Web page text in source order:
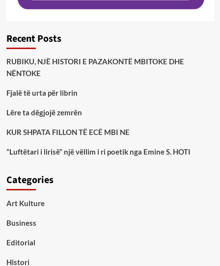
Recent Posts
RUBIKU, NJË HISTORI E PAZAKONTË MBITOKE DHE
NËNTOKE
Fjalë të urta për librin
Lëre ta dëgjojë zemrën
KUR SHPATA FILLON TË ECË MBI NE
”Luftëtari i lirisë” një vëllim i ri poetik nga Emine S. HOTI
Categories
Art Kulture
Business
Editorial
Histori